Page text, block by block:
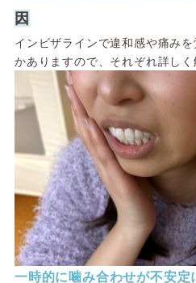
因
インビザラインで違和感や痛み
かありますので、それぞれ詳しく
一時的に噛み合わせが不安定